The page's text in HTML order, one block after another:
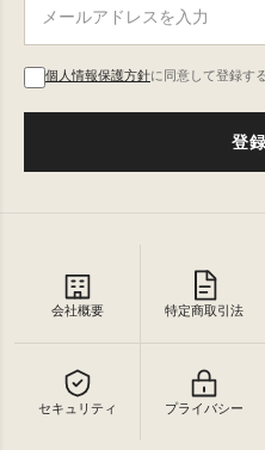
個人情報保護方針に同意して登録す
登
会社概要 特定商取引法
セキュリティ プライバシー